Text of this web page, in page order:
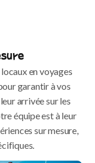
en voyages
garantir à vos
arrivée sur les
équipe est à leur
sur mesure,